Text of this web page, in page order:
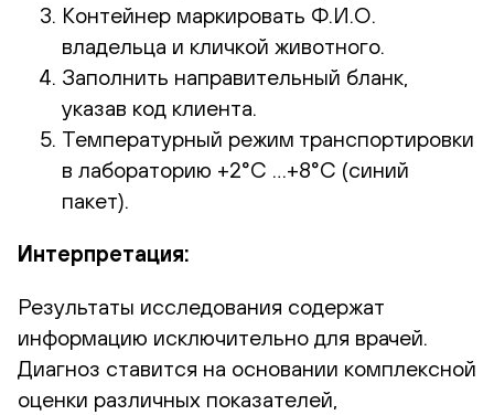
Контейнер маркировать Ф.И.О.
владельца и кличкой животного.
Заполнить направительный бланк,
указав код клиента.
Температурный режим транспортировки
в лабораторию +2°С …+8°С (синий
пакет).
Интерпретация:
Результаты исследования содержат
информацию исключительно для врачей.
Диагноз ставится на основании комплексной
оценки различных показателей,